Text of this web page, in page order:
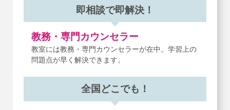
即相談で即解決！
教務・専門カウンセラー
教室には教務・専門カウンセラーが在中。 学習上の
問題点が早く解決できます。
全国どこでも！